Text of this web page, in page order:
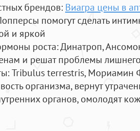
брендов: Виагра цены в
помогут сделать
и яркой
роста: Динатроп,
и решат проблемы
Tribulus terrestris, Мориамин
организма, вернут
органов, омолодят